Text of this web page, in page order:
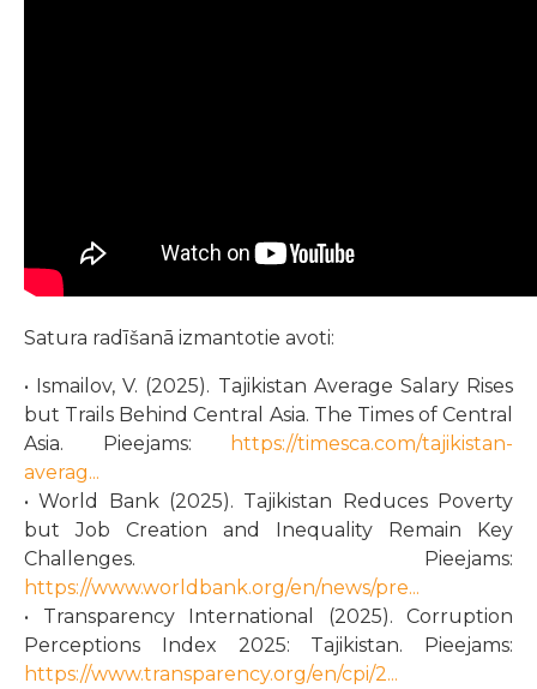
Satura radīšanā izmantotie avoti:
• Ismailov, V. (2025). Tajikistan Average Salary Rises
but Trails Behind Central Asia. The Times of Central
Asia. Pieejams:
https://timesca.com/tajikistan-
averag...
• World Bank (2025). Tajikistan Reduces Poverty
but Job Creation and Inequality Remain Key
Challenges. Pieejams:
https://www.worldbank.org/en/news/pre...
• Transparency International (2025). Corruption
Perceptions Index 2025: Tajikistan. Pieejams:
https://www.transparency.org/en/cpi/2...